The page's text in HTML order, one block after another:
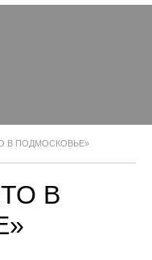
В ПОДМОСКОВЬЕ»
В